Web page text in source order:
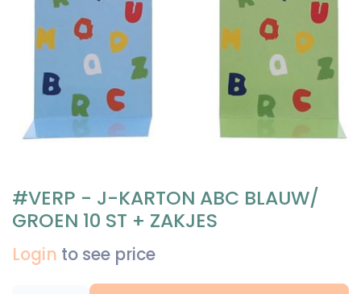
#VERP - J-KARTON ABC BLAUW/
GROEN 10 ST + ZAKJES
Login to see price